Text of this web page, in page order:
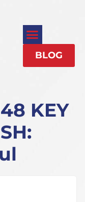
BLOG
KEY